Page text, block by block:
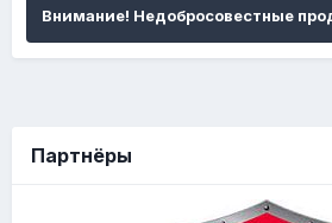
Внимание! Недобросовестные
Партнёры